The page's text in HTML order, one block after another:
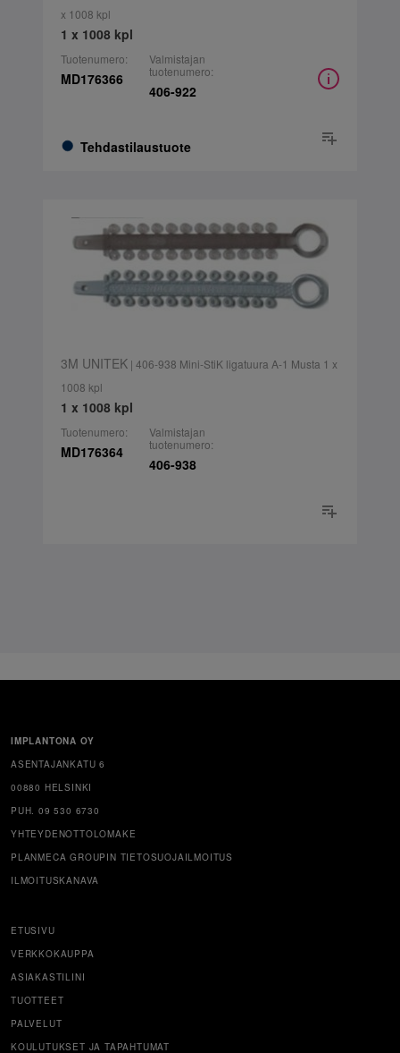
x 1008 kpl
1 x 1008 kpl
Tuotenumero:
MD176366
Tehdastilaustuote
Valmistajan
tuotenumero:
406-922
3M UNITEK| 406-938 Mini-StiK ligatuura A-1 Musta 1 x
1008 kpl
1 x 1008 kpl
Tuotenumero:
MD176364
Valmistajan
tuotenumero:
406-938
IMPLANTONA OY
ASENTAJANKATU 6
00880 HELSINKI
PUH. 09 530 6730
YHTEYDENOTTOLOMAKE
PLANMECA GROUPIN TIETOSUOJAILMOITUS
ILMOITUSKANAVA
ETUSIVU
VERKKOKAUPPA
ASIAKASTILINI
TUOTTEET
PALVELUT
KOULUTUKSET JA TAPAHTUMAT